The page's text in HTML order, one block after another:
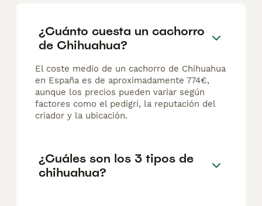
¿Cuánto cuesta un cachorro
de Chihuahua?
El coste medio de un cachorro de Chihuahua
en España es de aproximadamente 774€,
aunque los precios pueden variar según
factores como el pedigrí, la reputación del
criador y la ubicación.
¿Cuáles son los 3 tipos de
chihuahua?